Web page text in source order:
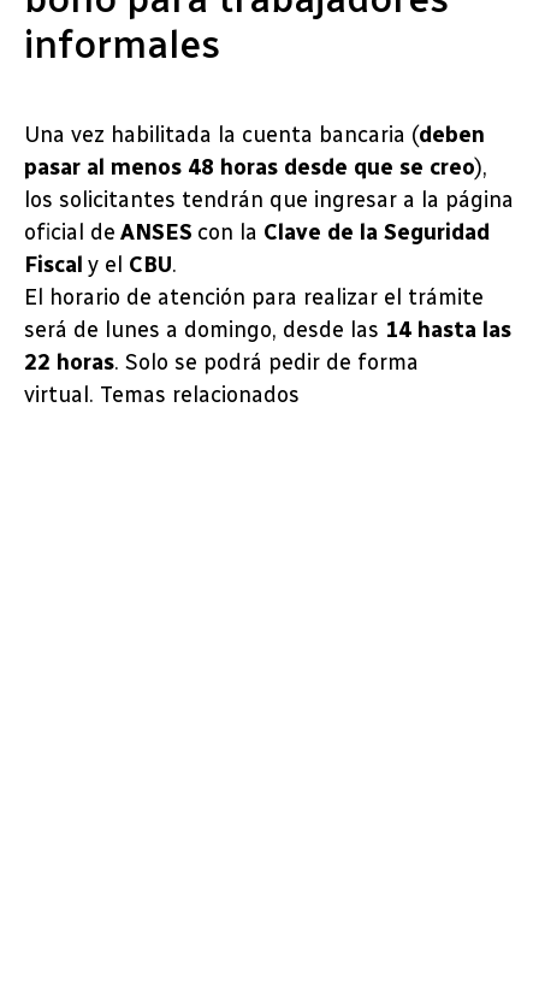
informales
Una vez habilitada la cuenta bancaria (deben
pasar al menos 48 horas desde que se creo),
los solicitantes tendrán que ingresar a la página
oficial de ANSES con la Clave de la Seguridad
Fiscal y el CBU.
El horario de atención para realizar el trámite
será de lunes a domingo, desde las 14 hasta las
22 horas. Solo se podrá pedir de forma
virtual. Temas relacionados